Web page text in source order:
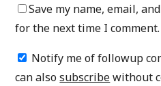
Save my name, email,
for the next time I comment.
Notify me of followup
can alsosubscribewithout